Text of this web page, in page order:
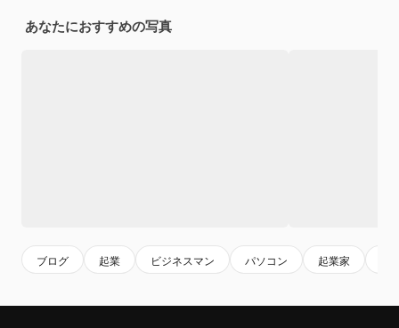
あなたにおすすめの写真
ブログ 起業 ビジネスマン パソコン 起業家